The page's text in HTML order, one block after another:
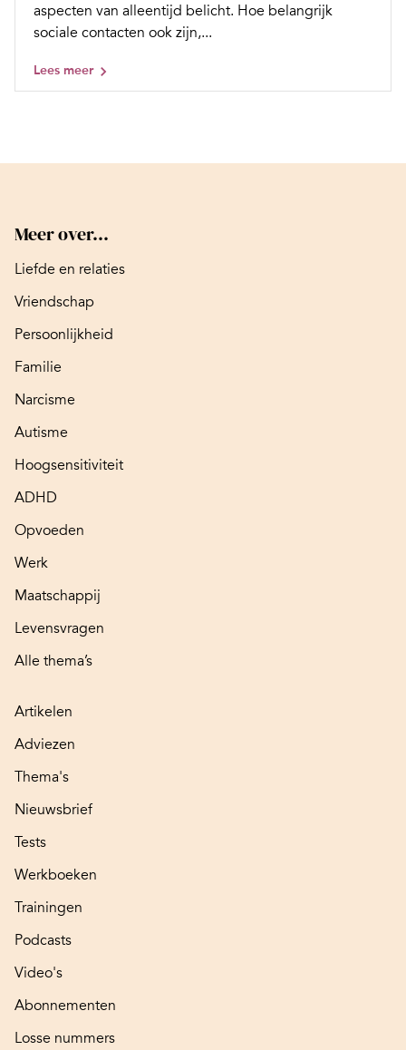
aspecten van alleentijd belicht. Hoe belangrijk
sociale contacten ook zijn,...
Lees meer
Meer over...
Liefde en relaties
Vriendschap
Persoonlijkheid
Familie
Narcisme
Autisme
Hoogsensitiviteit
ADHD
Opvoeden
Werk
Maatschappij
Levensvragen
Alle thema’s
Artikelen
Adviezen
Thema's
Nieuwsbrief
Tests
Werkboeken
Trainingen
Podcasts
Video's
Abonnementen
Losse nummers